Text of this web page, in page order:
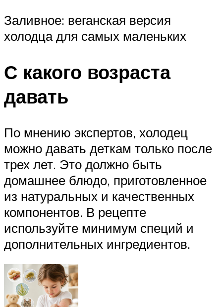
Заливное: веганская версия
холодца для самых маленьких
С какого возраста
давать
По мнению экспертов, холодец
можно давать деткам только после
трех лет. Это должно быть
домашнее блюдо, приготовленное
из натуральных и качественных
компонентов. В рецепте
используйте минимум специй и
дополнительных ингредиентов.